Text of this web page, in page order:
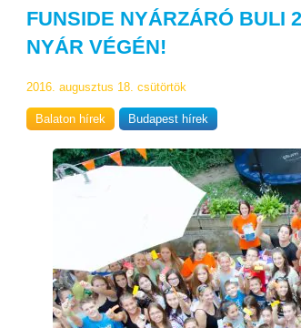
FUNSIDE NYÁRZÁRÓ BULI
NYÁR VÉGÉN!
2016. augusztus 18. csütörtök
Balaton hírek Budapest hírek